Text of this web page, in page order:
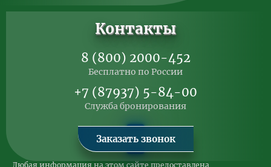
Любая информация на этом сайте предоставлена
Контакты
8 (800) 2000-452
Бесплатно по России
+7 (87937) 5-84-00
Служба бронирования
Заказать звонок